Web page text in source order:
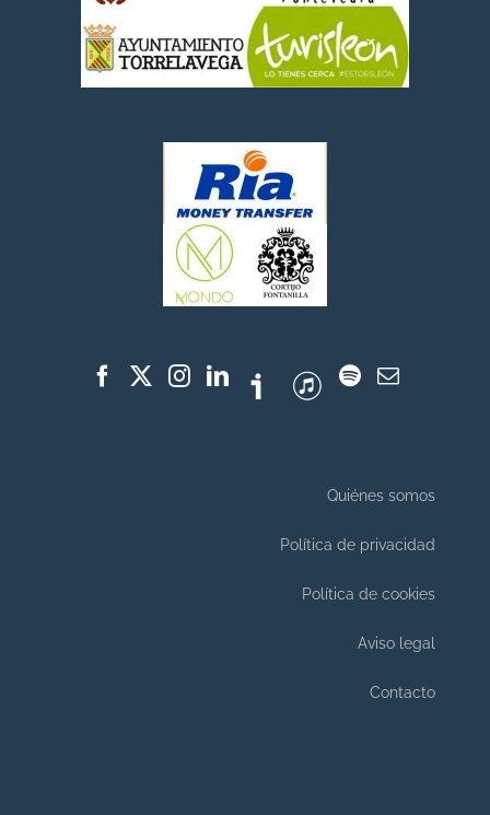
Quiénes somos
Política de privacidad
Política de cookies
Aviso legal
Contacto